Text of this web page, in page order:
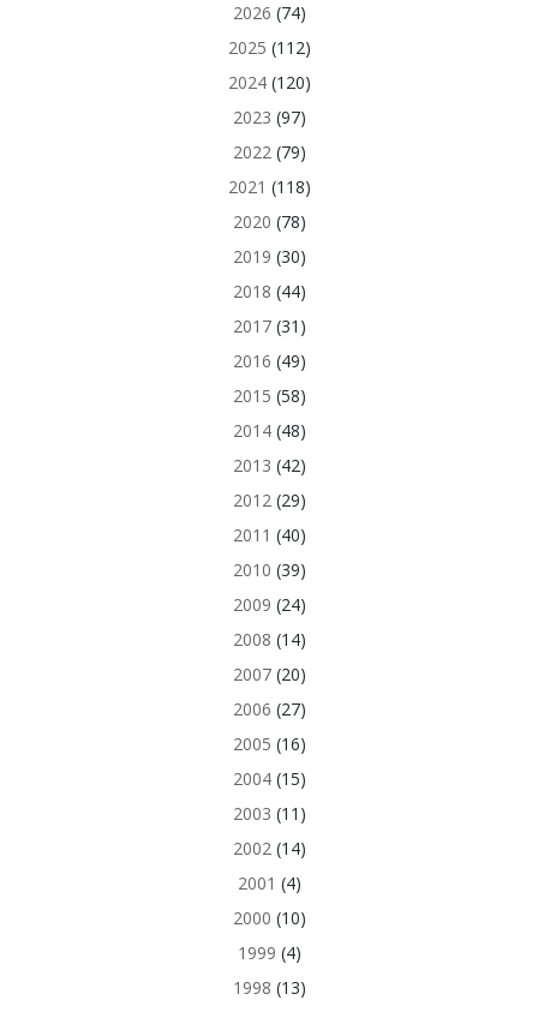
2026 (74)
2025 (112)
2024(120)
2023 (97)
2022(79)
2021 (118)
2020 (78)
2019 (30)
2018 (44)
2017(31)
2016 (49)
2015 (58)
2014(48)
2013 (42)
2012(29)
2011 (40)
2010 (39)
2009 (24)
2008 (14)
2007(20)
2006 (27)
2005 (16)
2004(15)
2003 (11)
2002(14)
2001 (4)
2000 (10)
1999 (4)
1998 (13)